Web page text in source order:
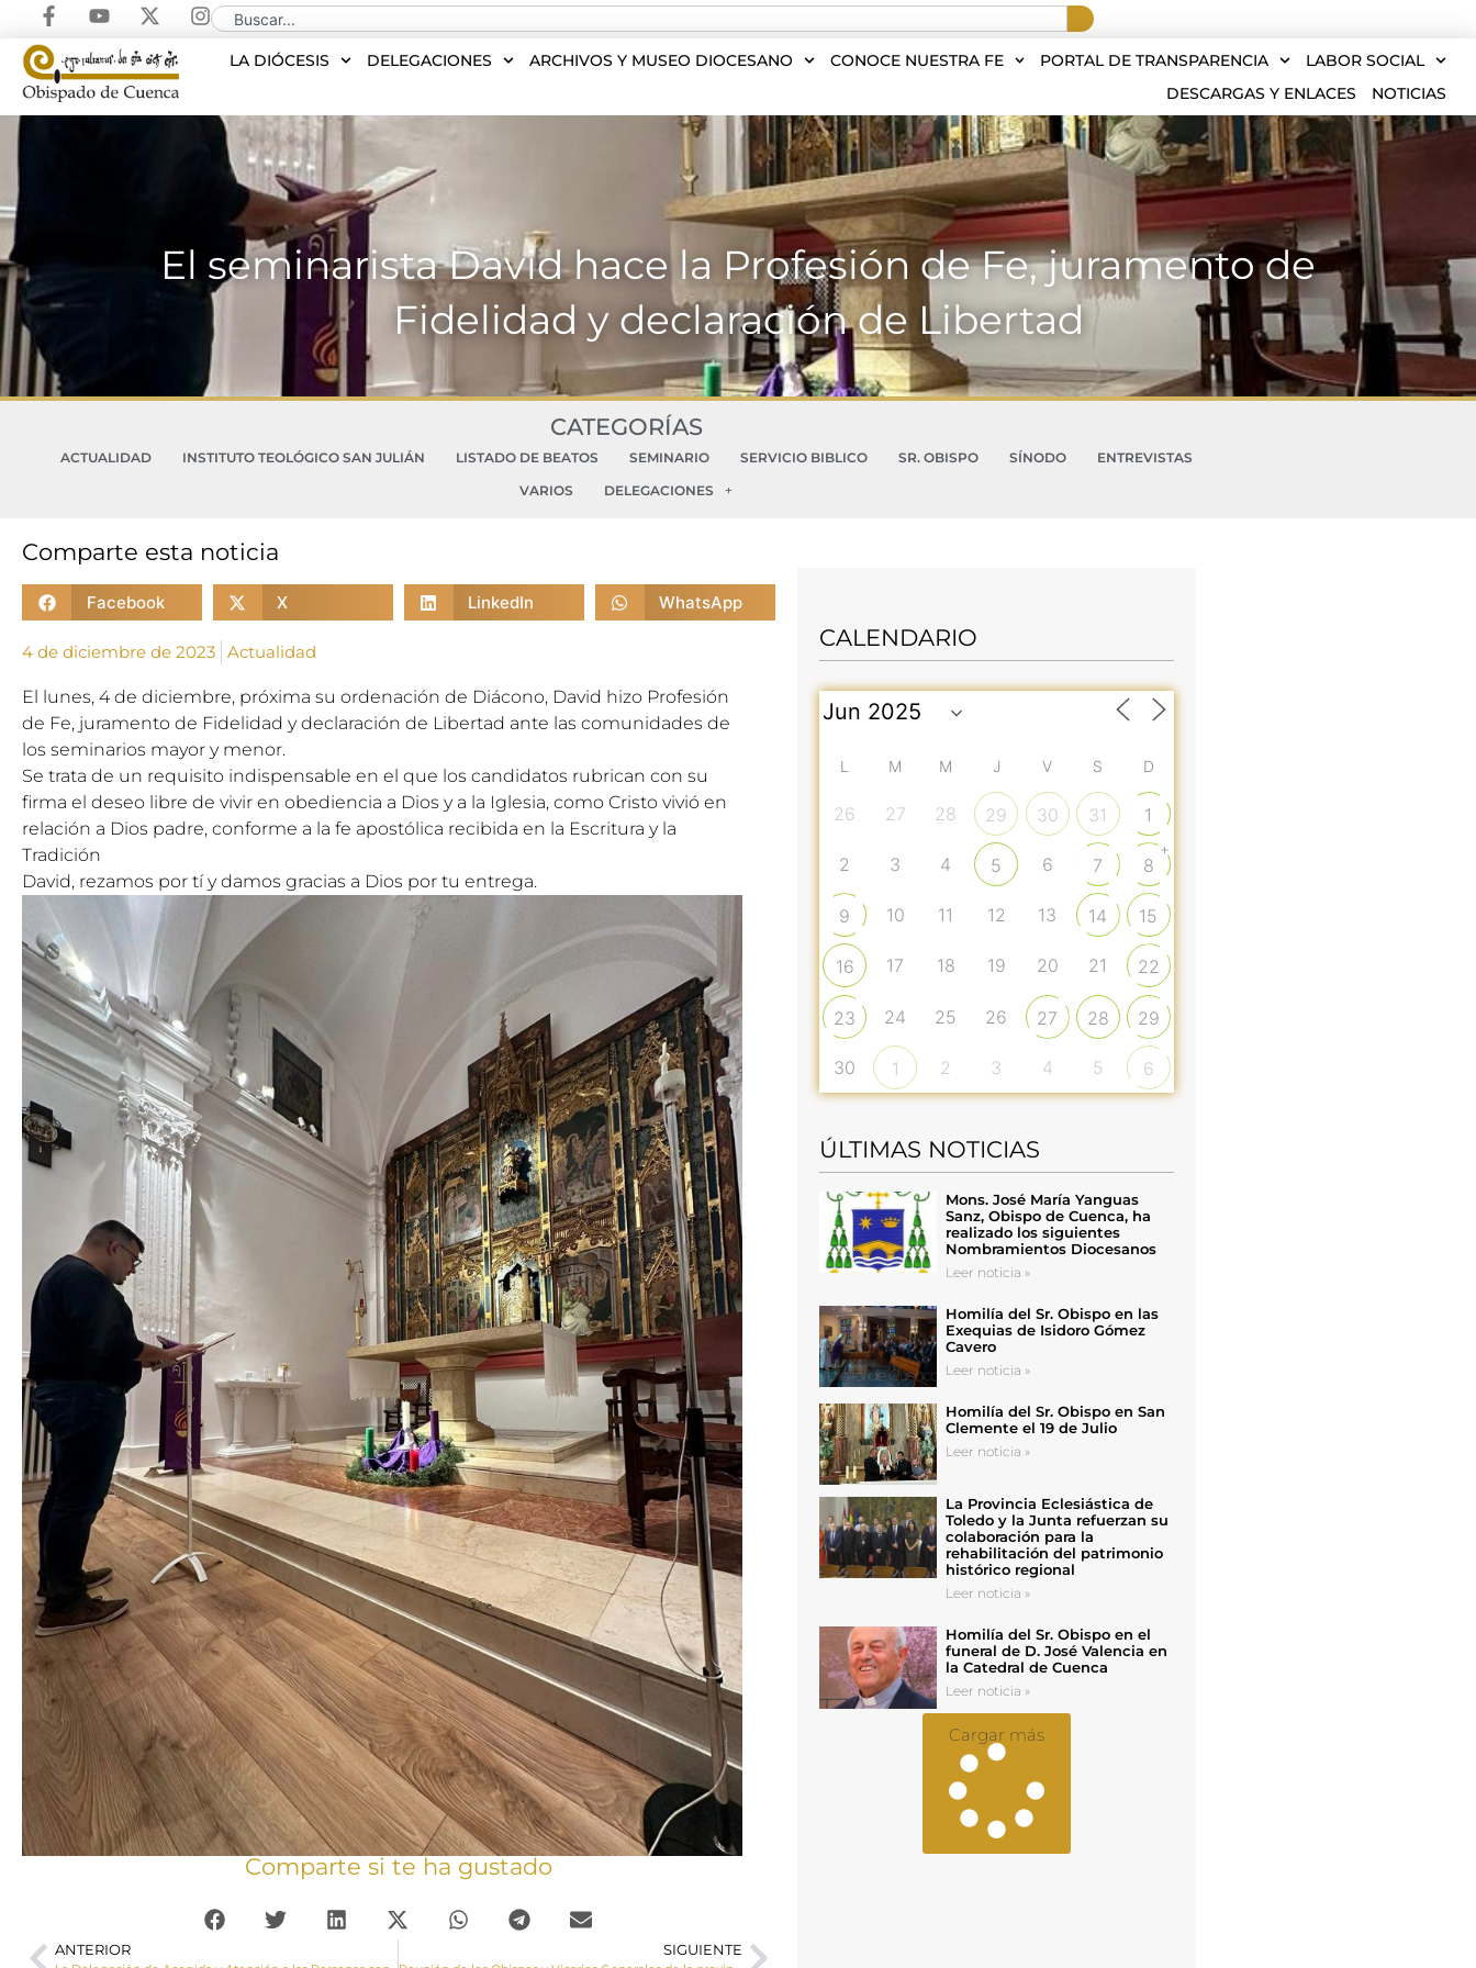
LA DIÓCESIS DELEGACIONES ARCHIVOS Y MUSEO DIOCESANO CONOCE NUESTRA FE PORTAL DE TRANSPARENCIA
LABOR SOCIAL
DESCARGAS Y ENLACES
NOTICIAS
El seminarista David hace la Profesión de Fe, juramento de
Fidelidad y declaración de Libertad
CATEGORÍAS
ACTUALIDAD INSTITUTO TEOLÓGICO SAN JULIÁN LISTADO DE BEATOS SEMINARIO SERVICIO BIBLICO SR. OBISPO SÍNODO
ENTREVISTAS
VARIOS
DELEGACIONES
Comparte esta noticia
Facebook X LinkedIn WhatsApp
4 de diciembre de 2023 Actualidad
El lunes, 4 de diciembre, próxima su ordenación de Diácono, David hizo Profesión
de Fe, juramento de Fidelidad y declaración de Libertad ante las comunidades de
los seminarios mayor y menor.
Se trata de un requisito indispensable en el que los candidatos rubrican con su
firma el deseo libre de vivir en obediencia a Dios y a la Iglesia, como Cristo vivió en
relación a Dios padre, conforme a la fe apostólica recibida en la Escritura y la
Tradición
David, rezamos por tí y damos gracias a Dios por tu entrega.
Comparte si te ha gustado
ANTERIOR SIGUIENTE
CALENDARIO
L M M J V S D
26 27 28 29 30 31 1
2 3 4 5 6 7 8
+
9 10 11 12 13 14 15
16 17 18 19 20 21 22
23 24 25 26 27 28 29
30 1 2 3 4 5 6
ÚLTIMAS NOTICIAS
Mons. José María Yanguas
Sanz, Obispo de Cuenca, ha
realizado los siguientes
Nombramientos Diocesanos
Leer noticia »
Homilía del Sr. Obispo en las
Exequias de Isidoro Gómez
Cavero
Leer noticia »
Homilía del Sr. Obispo en San
Clemente el 19 de Julio
Leer noticia »
La Provincia Eclesiástica de
Toledo y la Junta refuerzan su
colaboración para la
rehabilitación del patrimonio
histórico regional
Leer noticia »
Homilía del Sr. Obispo en el
funeral de D. José Valencia en
la Catedral de Cuenca
Leer noticia »
Cargar más